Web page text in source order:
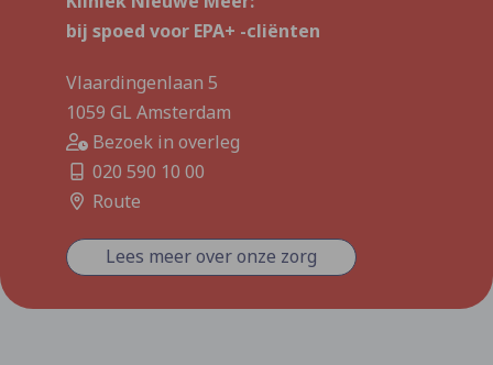
bij spoed voor EPA+ -cliënten
Vlaardingenlaan 5
1059 GL Amsterdam
Bezoek in overleg
020 590 10 00
Route
Lees meer over onze zorg